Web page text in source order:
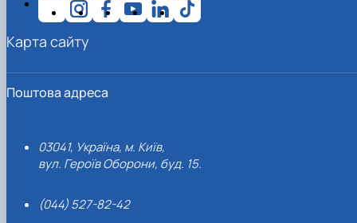
Поштова адреса
03041, Україна, м. Київ,
вул. Героїв Оборони, буд. 15.
(044) 527-82-42
Карта сайту